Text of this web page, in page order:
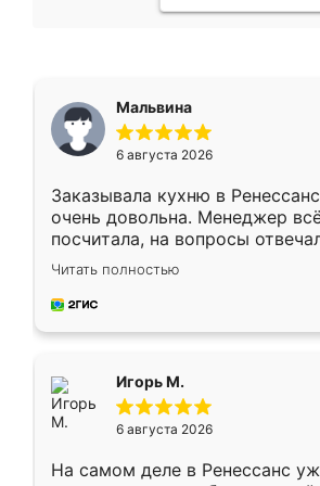
Мальвина
6 августа 2026
Заказывала кухню в
очень довольна. Менеджер
посчитала, на вопросы
Замерщик приехал в субботу,
делу со всей
за день, ребята работали
Читать полностью
Игорь М.
6 августа 2026
На самом деле в Ренессанс